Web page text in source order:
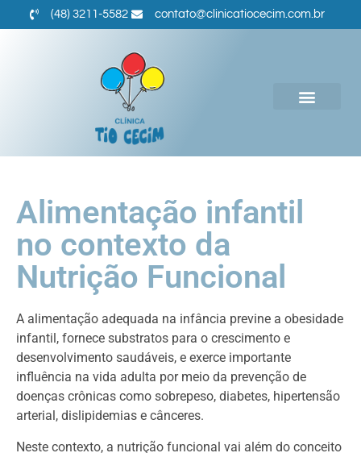
(48) 3211-5582 contato@clinicatiocecim.com.br
Alimentação infantil
no contexto da
Nutrição Funcional
A alimentação adequada na infância previne a obesidade
infantil, fornece substratos para o crescimento e
desenvolvimento saudáveis, e exerce importante
influência na vida adulta por meio da prevenção de
doenças crônicas como sobrepeso, diabetes, hipertensão
arterial, dislipidemias e cânceres.
Neste contexto, a nutrição funcional vai além do conceito